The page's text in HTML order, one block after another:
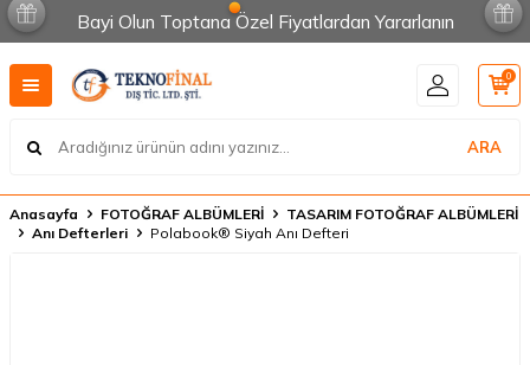
Bayi Olun Toptana Özel Fiyatlardan Yararlanın
ARA
0
Anasayfa FOTOĞRAF ALBÜMLERİ
TASARIM FOTOĞRAF ALBÜMLERİ
Anı Defterleri
Polabook® Siyah Anı Defteri